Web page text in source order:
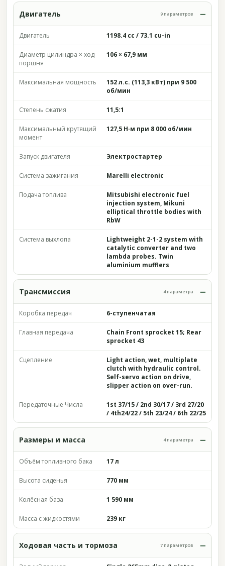
Двигатель 9 параметров
Двигатель 1198.4 cc / 73.1 cu-in
Диаметр цилиндра × ход
поршня
106 × 67,9 мм
Максимальная мощность
152 л.с. (113,3 кВт) при 9 500
об/мин
Степень сжатия 11,5:1
Максимальный крутящий
момент
127,5 Н·м при 8 000 об/мин
Запуск двигателя Электростартер
Система зажигания Marelli electronic
Подача топлива
Mitsubishi electronic fuel
injection system, Mikuni
elliptical throttle bodies with
RbW
Система выхлопа
Lightweight 2-1-2 system with
catalytic converter and two
lambda probes. Twin
aluminium mufflers
Трансмиссия 4 параметра
Коробка передач 6-ступенчатая
Главная передача
Chain Front sprocket 15; Rear
sprocket 43
Сцепление
Light action, wet, multiplate
clutch with hydraulic control.
Self-servo action on drive,
slipper action on over-run.
Передаточные Числа
1st 37/15 / 2nd 30/17 / 3rd 27/20
/ 4th24/22 / 5th 23/24 / 6th 22/25
Размеры и масса 4 параметра
Объём топливного бака 17 л
Высота сиденья 770 мм
Колёсная база 1 590 мм
Масса с жидкостями 239 кг
Ходовая часть и тормоза 7 параметров